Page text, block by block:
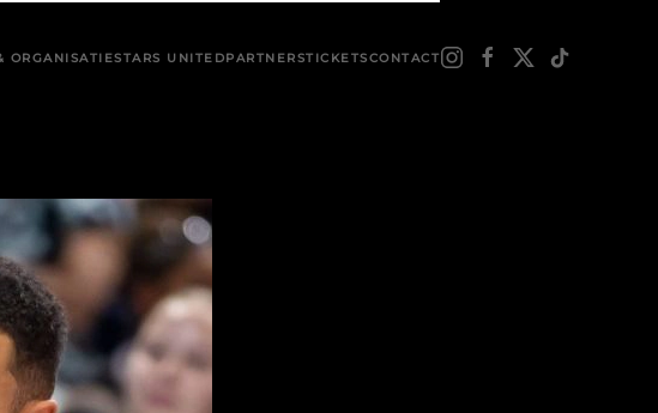
ORGANISATIESTARS UNITEDPARTNERSTICKETSCONTACT